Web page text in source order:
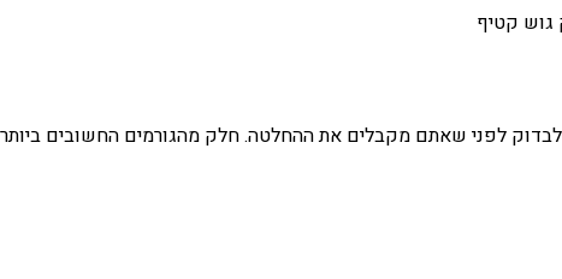
גוש קטיף
לפני שאתם מקבלים את ההחלטה. חלק מהגורמים החשובים ביותר